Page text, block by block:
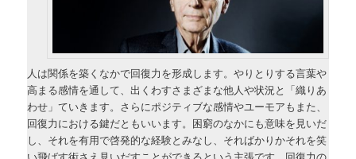
人は関係を築くなかで回復力を形成します。やりとりする言葉や
高まる感情を通して、出くわすさまざまな他人や状況と「織りあ
わせ」ていきます。さらにポジティブな感情やユーモアもまた、
回復力における鍵だともいいます。困窮のなかにも意味を見いだ
し、それを有用で啓発的な経験とみなし、そればかりかそれを笑
い飛ばす術さえ見いだすことができるという主張です。回復力の